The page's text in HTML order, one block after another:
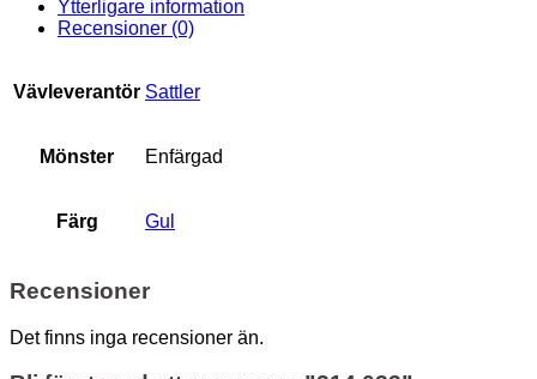
Ytterligare information
Recensioner (0)
Vävleverantör Sattler
Mönster Enfärgad
Färg Gul
Recensioner
Det finns inga recensioner än.